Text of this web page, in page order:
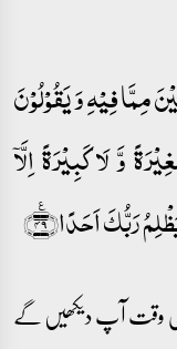
فِیۡہِ وَ یَقُوۡلُوۡنَ
وَّ لَا کَبِیۡرَۃً اِلَّاۤ
رَبُّکَ اَحَدًا﴿٪۴۹﴾
اس وقت آپ دیکھیں گے